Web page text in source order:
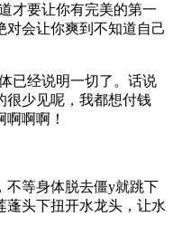
才要让你有完美的第一
对会让你爽到不知道自己
已经说明一切了。话说
很少见呢，我都想付钱
啊啊！
不等身体脱去僵y就跳下
蓬头下扭开水龙头，让水